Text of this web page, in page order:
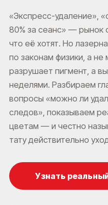
«Экспресс-удаление»,
80% за сеанс» — рынок
что её хотят. Но
по законам физики, а не
разрушает пигмент, а
неделями. Разбираем
вопросы «можно ли
следов», показываем
цветам — и честно
тату действительно
Узнать